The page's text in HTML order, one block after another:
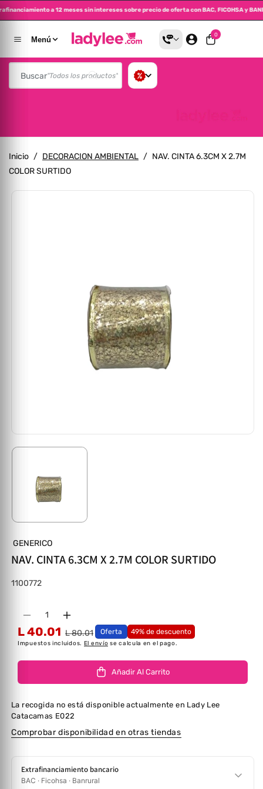
Al Contenidoa 12 meses sin intereses sobre precio de oferta con BAC, FICOHSA y
Buscar"Todos los productos"
Menú
0
0 artículos
Inicio / DECORACION AMBIENTAL / NAV. CINTA 6.3CM X 2.7M
COLOR SURTIDO
GENERICO
NAV. CINTA 6.3CM X 2.7M COLOR SURTIDO
SKU:
1100772
Disminuir cantidad para NAV. CINTA 6.3CM X
Cantidad
Aumentar cantidad para NAV. CINTA
L 40.01 L 80.01 Oferta 49% de descuento
Impuestos incluidos. El envío se calcula en el pago.
Añadir Al Carrito
La recogida no está disponible actualmente en Lady Lee
Catacamas E022
Comprobar disponibilidad en otras tiendas
Extrafinanciamiento bancario
BAC · Ficohsa · Banrural